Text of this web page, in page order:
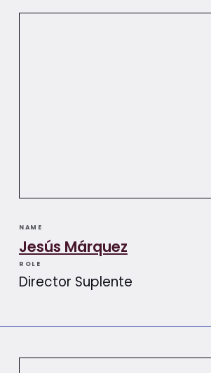
NAME
Jesús Márquez
ROLE
Director Suplente